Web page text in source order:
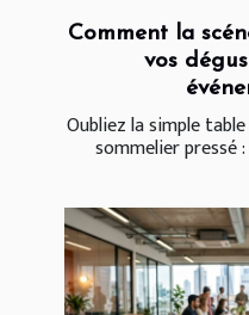
Comment la
vos
Oubliez la simple
sommelier pressé :